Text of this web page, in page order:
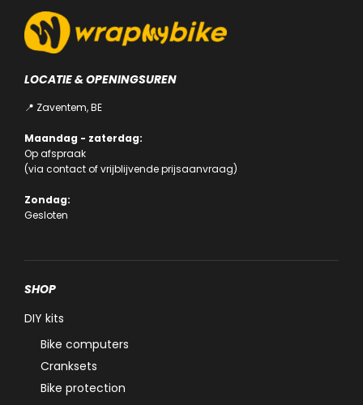
LOCATIE & OPENINGSUREN
📍 Zaventem, BE
Maandag - zaterdag:
Op afspraak
(via contactofvrijblijvende prijsaanvraag)
Zondag:
Gesloten
SHOP
DIY kits
Bike computers
Cranksets
Bike protection